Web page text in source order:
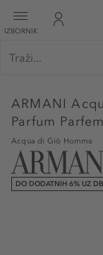
IZBORNIK
ARMANI
Parfum
Acqua di Giò Homme
DO DODATNIH 6% UZ